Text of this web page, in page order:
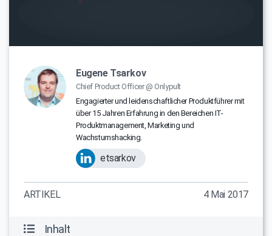
Eugene Tsarkov
Chief Product Officer @ Onlypult
Engagierter und leidenschaftlicher Produktführer mit
über 15 Jahren Erfahrung in den Bereichen IT-
Produktmanagement, Marketing und
Wachstumshacking.
etsarkov
ARTIKEL 4 Mai 2017
Inhalt